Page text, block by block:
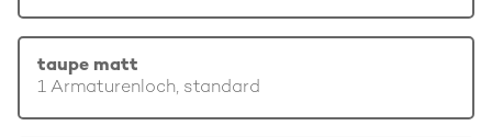
taupe matt
1 Armaturenloch, standard